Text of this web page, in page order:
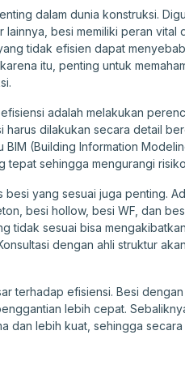
dalam dunia konstruksi.
besi memiliki peran vital
tidak efisien dapat
itu, penting untuk
adalah melakukan
harus dilakukan secara detail
(Building Information
tepat sehingga mengurangi
besi yang sesuai juga penting.
besi hollow, besi WF, dan
tidak sesuai bisa
dengan ahli struktur
terhadap efisiensi. Besi
lebih cepat.
dan lebih kuat, sehingga